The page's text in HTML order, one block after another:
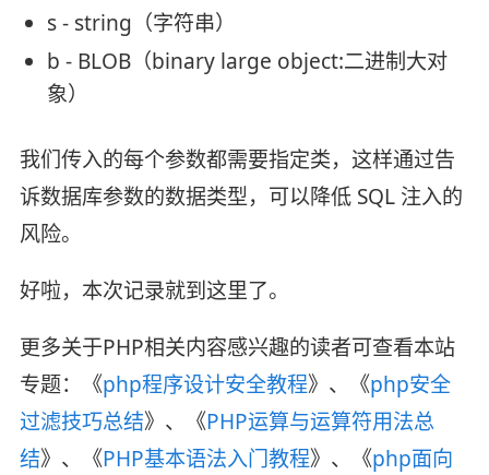
s - string（字符串）
b - BLOB（binary large object:二进制大对
象）
我们传入的每个参数都需要指定类，这样通过告
诉数据库参数的数据类型，可以降低 SQL 注入的
风险。
好啦，本次记录就到这里了。
更多关于PHP相关内容感兴趣的读者可查看本站
专题：《php程序设计安全教程》、《php安全
过滤技巧总结》、《PHP运算与运算符用法总
结》、《PHP基本语法入门教程》、《php面向